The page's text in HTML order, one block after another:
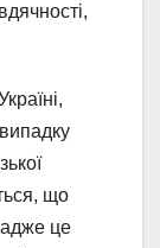
що
адже це